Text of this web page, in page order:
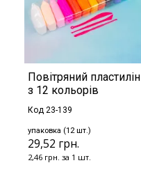
Повітряний пластилін
з 12 кольорів
Код 23-139
упаковка (12 шт.)
29,52 грн.
2,46 грн. за 1 шт.